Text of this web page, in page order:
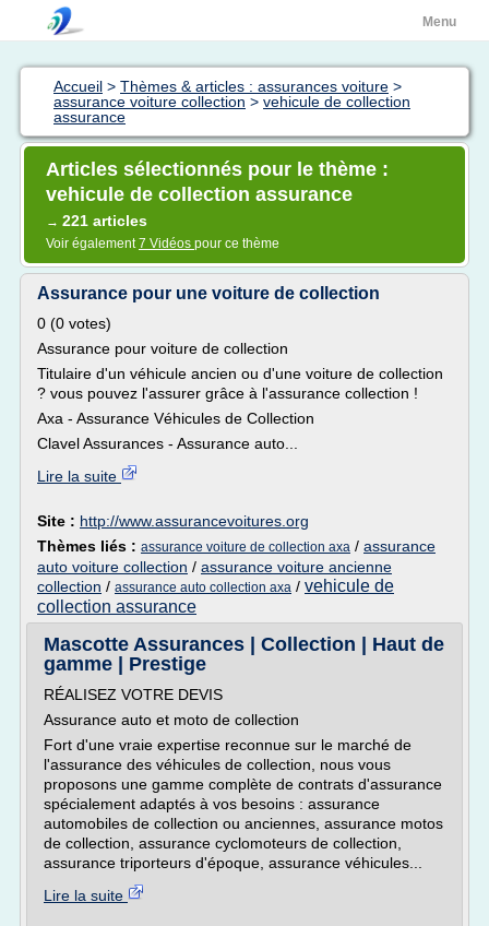
Menu
Accueil > Thèmes & articles : assurances voiture >
assurance voiture collection > vehicule de collection
assurance
Articles sélectionnés pour le thème :
vehicule de collection assurance
→ 221 articles
Voir également7 Vidéos pour ce thème
Assurance pour une voiture de collection
0 (0 votes)
Assurance pour voiture de collection
Titulaire d'un véhicule ancien ou d'une voiture de collection
? vous pouvez l'assurer grâce à l'assurance collection !
Axa - Assurance Véhicules de Collection
Clavel Assurances - Assurance auto...
Lire la suite
Site : http://www.assurancevoitures.org
Thèmes liés : assurance voiture de collection axa / assurance
auto voiture collection / assurance voiture ancienne
collection / assurance auto collection axa / vehicule de
collection assurance
Mascotte Assurances | Collection | Haut de
gamme | Prestige
RÉALISEZ VOTRE DEVIS
Assurance auto et moto de collection
Fort d'une vraie expertise reconnue sur le marché de
l'assurance des véhicules de collection, nous vous
proposons une gamme complète de contrats d'assurance
spécialement adaptés à vos besoins : assurance
automobiles de collection ou anciennes, assurance motos
de collection, assurance cyclomoteurs de collection,
assurance triporteurs d'époque, assurance véhicules...
Lire la suite